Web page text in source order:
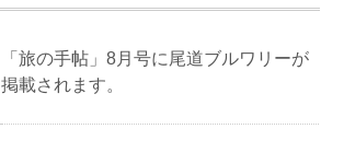
「旅の手帖」8月号に尾道ブルワリーが
掲載されます。